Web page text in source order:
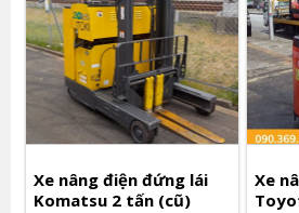
Xe nâng điện đứng lái
Komatsu 2 tấn (cũ)
Xe